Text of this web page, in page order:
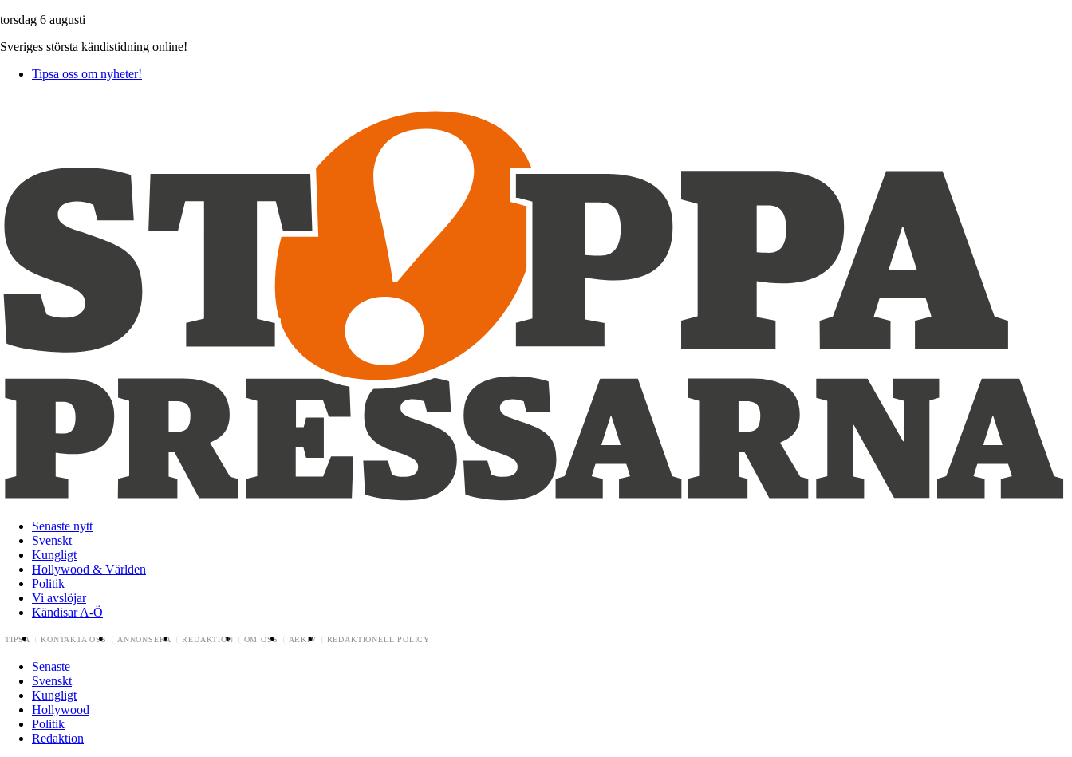
torsdag 6 augusti
Sveriges största kändistidning online!
Tipsa oss om nyheter!
Senaste nytt
Svenskt
Kungligt
Hollywood & Världen
Politik
Vi avslöjar
Kändisar A-Ö
TIPSA KONTAKTA OSS ANNONSERA REDAKTION OM OSS ARKIV REDAKTIONELL POLICY
Senaste
Svenskt
Kungligt
Hollywood
Politik
Redaktion